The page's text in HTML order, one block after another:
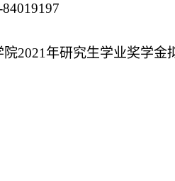
院2021年研究生学业奖学金